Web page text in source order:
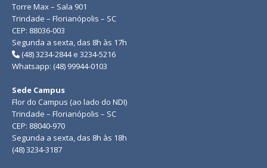
Torre Max – Sala 901
Trindade – Florianópolis – SC
CEP: 88036-003
Segunda a sexta, das 8h às 17h
(48) 3234-2844 e 3234-5216
Whatsapp: (48) 99944-0103
Sede Campus
Flor do Campus (ao lado do NDI)
Trindade – Florianópolis – SC
CEP: 88040-970
Segunda a sexta, das 8h às 18h
(48) 3234-3187